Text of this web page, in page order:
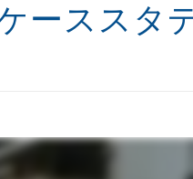
ーススタ